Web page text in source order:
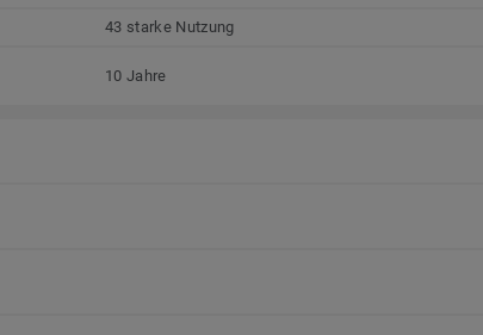
43 starke Nutzung
10 Jahre